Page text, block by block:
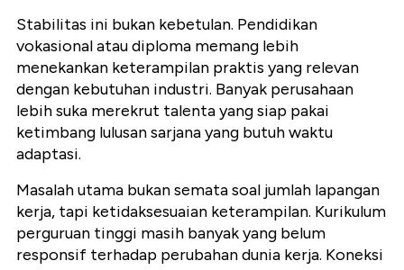
Stabilitas ini bukan kebetulan. Pendidikan
vokasional atau diploma memang lebih
menekankan keterampilan praktis yang relevan
dengan kebutuhan industri. Banyak perusahaan
lebih suka merekrut talenta yang siap pakai
ketimbang lulusan sarjana yang butuh waktu
adaptasi.
Masalah utama bukan semata soal jumlah lapangan
kerja, tapi ketidaksesuaian keterampilan. Kurikulum
perguruan tinggi masih banyak yang belum
responsif terhadap perubahan dunia kerja. Koneksi